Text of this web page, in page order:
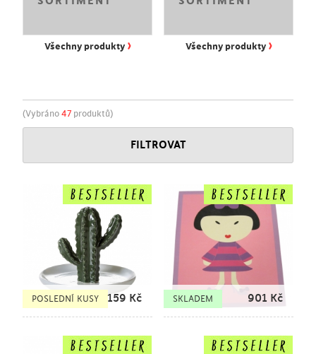
Všechny produkty › Všechny produkty ›
(Vybráno 47 produktů)
FILTROVAT
POSLEDNÍ KUSY 159 Kč SKLADEM 901 Kč